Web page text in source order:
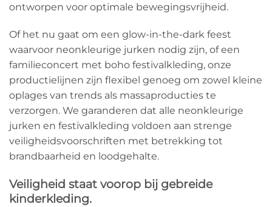
ontworpen voor optimale bewegingsvrijheid.
Of het nu gaat om een ​​glow-in-the-dark feest
waarvoor neonkleurige jurken nodig zijn, of een
familieconcert met boho festivalkleding, onze
productielijnen zijn flexibel genoeg om zowel kleine
oplages van trends als massaproducties te
verzorgen. We garanderen dat alle neonkleurige
jurken en festivalkleding voldoen aan strenge
veiligheidsvoorschriften met betrekking tot
brandbaarheid en loodgehalte.
Veiligheid staat voorop bij gebreide
kinderkleding.